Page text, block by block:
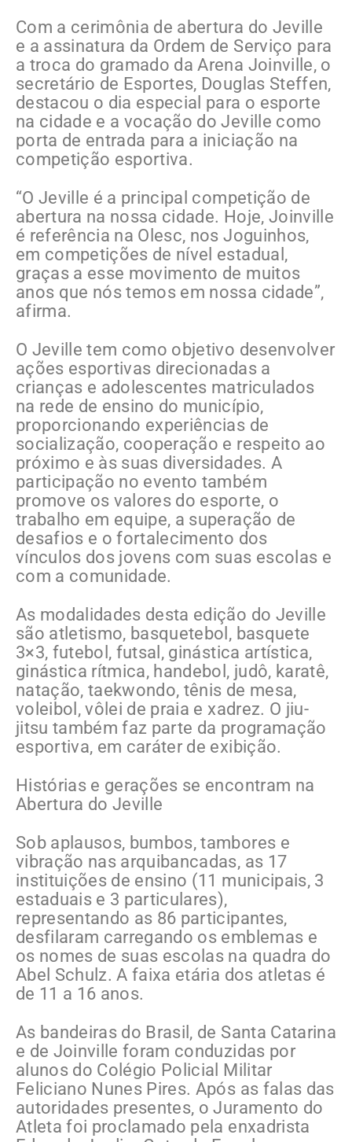
Com a cerimônia de abertura do Jeville
e a assinatura da Ordem de Serviço para
a troca do gramado da Arena Joinville, o
secretário de Esportes, Douglas Steffen,
destacou o dia especial para o esporte
na cidade e a vocação do Jeville como
porta de entrada para a iniciação na
competição esportiva.
“O Jeville é a principal competição de
abertura na nossa cidade. Hoje, Joinville
é referência na Olesc, nos Joguinhos,
em competições de nível estadual,
graças a esse movimento de muitos
anos que nós temos em nossa cidade”,
afirma.
O Jeville tem como objetivo desenvolver
ações esportivas direcionadas a
crianças e adolescentes matriculados
na rede de ensino do município,
proporcionando experiências de
socialização, cooperação e respeito ao
próximo e às suas diversidades. A
participação no evento também
promove os valores do esporte, o
trabalho em equipe, a superação de
desafios e o fortalecimento dos
vínculos dos jovens com suas escolas e
com a comunidade.
As modalidades desta edição do Jeville
são atletismo, basquetebol, basquete
3×3, futebol, futsal, ginástica artística,
ginástica rítmica, handebol, judô, karatê,
natação, taekwondo, tênis de mesa,
voleibol, vôlei de praia e xadrez. O jiu-
jitsu também faz parte da programação
esportiva, em caráter de exibição.
Histórias e gerações se encontram na
Abertura do Jeville
Sob aplausos, bumbos, tambores e
vibração nas arquibancadas, as 17
instituições de ensino (11 municipais, 3
estaduais e 3 particulares),
representando as 86 participantes,
desfilaram carregando os emblemas e
os nomes de suas escolas na quadra do
Abel Schulz. A faixa etária dos atletas é
de 11 a 16 anos.
As bandeiras do Brasil, de Santa Catarina
e de Joinville foram conduzidas por
alunos do Colégio Policial Militar
Feliciano Nunes Pires. Após as falas das
autoridades presentes, o Juramento do
Atleta foi proclamado pela enxadrista